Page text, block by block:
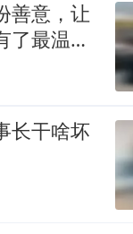
善意，让
了最温暖
长干啥坏